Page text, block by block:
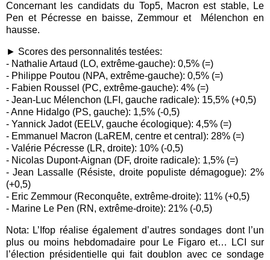
Concernant les candidats du Top5, Macron est stable, Le
Pen et Pécresse en baisse, Zemmour et
Mélenchon en
hausse.
► Scores des personnalités testées:
- Nathalie Artaud (LO, extrême-gauche): 0,5% (=)
- Philippe Poutou (NPA, extrême-gauche): 0,5% (=)
- Fabien Roussel (PC, extrême-gauche): 4% (=)
- Jean-Luc Mélenchon (LFI, gauche radicale): 15,5% (+0,5)
- Anne Hidalgo (PS, gauche): 1,5% (-0,5)
- Yannick Jadot (EELV, gauche écologique): 4,5% (=)
- Emmanuel Macron (LaREM, centre et central): 28% (=)
- Valérie Pécresse (LR, droite): 10% (-0,5)
- Nicolas Dupont-Aignan (DF, droite radicale): 1,5% (=)
- Jean Lassalle (Résiste, droite populiste démagogue): 2%
(+0,5)
- Eric Zemmour (Reconquête, extrême-droite): 11% (+0,5)
- Marine Le Pen (RN, extrême-droite): 21% (-0,5)
Nota: L’Ifop réalise également d’autres sondages dont l’un
plus ou moins hebdomadaire pour Le Figaro et… LCI sur
l’élection présidentielle qui fait doublon avec ce sondage